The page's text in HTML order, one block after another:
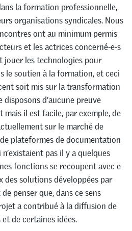
la formation professionnelle,
organisations syndicales. Nous
ont au minimum permis
et les actrices concerné-e-s
jouer les technologies pour
le soutien à la formation, et ceci
soit mis sur la transformation
disposons d’aucune preuve
mais il est facile, par exemple, de
sur le marché de
plateformes de documentation
pas il y a quelques
fonctions se recoupent avec e-
des solutions développées par
penser que, dans ce sens
a contribué à la diffusion de
de certaines idées.